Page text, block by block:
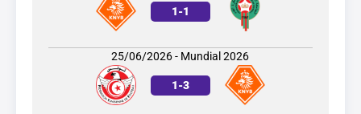
1-1
25/06/2026 - Mundial 2026
1-3